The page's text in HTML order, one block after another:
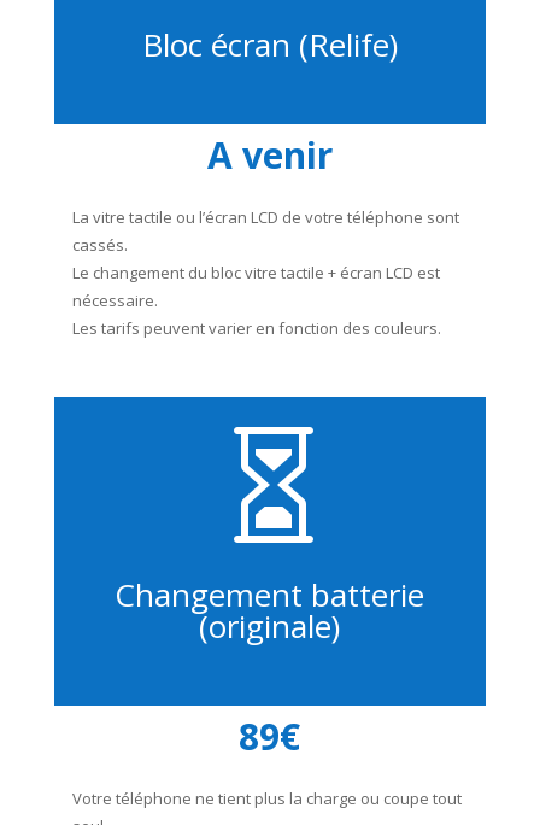
Bloc écran (Relife)
A venir
La vitre tactile ou l’écran LCD de votre téléphone sont
cassés.
Le changement du bloc vitre tactile + écran LCD est
nécessaire.
Les tarifs peuvent varier en fonction des couleurs.

Changement batterie
(originale)
89€
Votre téléphone ne tient plus la charge ou coupe tout